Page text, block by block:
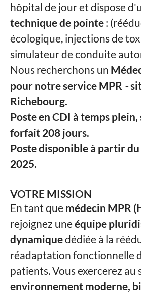
hôpital de jour et dispose
technique de pointe :
écologique, injections de
simulateur de conduite
Nous recherchons un
pour notre service MPR -
Richebourg.
Poste en CDI à temps
forfait 208 jours.
Poste disponible à partir
2025.
VOTRE MISSION
En tant que médecin MPR
rejoignez uneéquipe
dynamiquedédiée à la
réadaptation fonctionnelle
patients. Vous exercerez au
environnement moderne,